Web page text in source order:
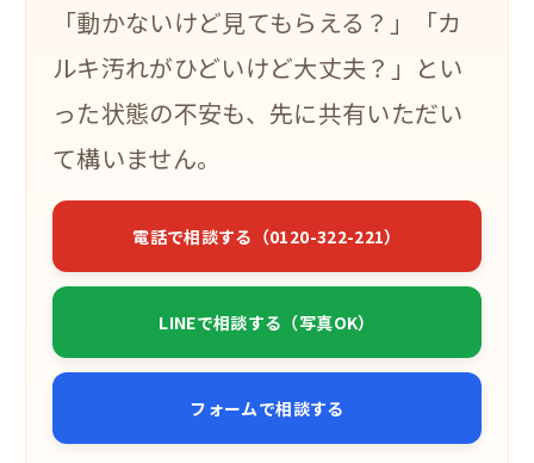
「動かないけど見てもらえる？」「カ
ルキ汚れがひどいけど大丈夫？」とい
った状態の不安も、先に共有いただい
て構いません。
電話で相談する（0120-322-221）
LINEで相談する（写真OK）
フォームで相談する